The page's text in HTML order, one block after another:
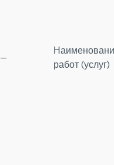
—
работ (услуг)